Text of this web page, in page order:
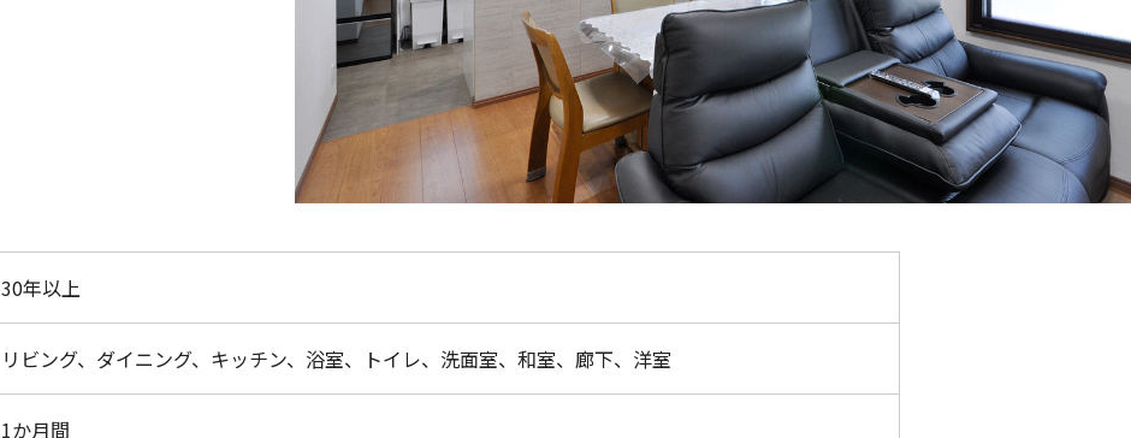
30年以上
リビング、ダイニング、キッチン、浴室、トイレ、洗面室、和室、廊下、洋室
1か月間